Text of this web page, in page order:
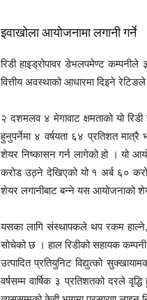
इवाखोला आयोजनामा लगानी गर्ने
रिडी हाइड्रोपावर डेभलपमेण्ट
वित्तीय अवस्थाको आधारमा दिइने
२ दशमलव ४ मेगावाट क्षमताको यो
हुनुपर्नेमा ४ वर्षयता ६४ प्रतिशत
शेयर निष्कासन गर्न लागेको हो । यो
करोड उठ्ने देखिएको यो १ अर्ब ६०
शेयर लगानीबाट बन्ने यस आयोजनाको
यसका लागि संस्थापकले थप रकम हाल्ने,
सोचेको छ । हाल रिडीको सहायक
उत्पादित प्रतियुनिट विद्युत्को
वर्षसम्म वार्षिक ३ प्रतिशतको दरले